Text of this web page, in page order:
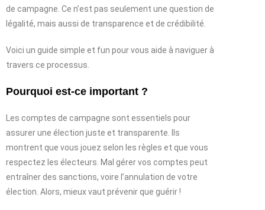
de campagne. Ce n’est pas seulement une question de
légalité, mais aussi de transparence et de crédibilité.
Voici un guide simple et fun pour vous aide à naviguer à
travers ce processus.
Pourquoi est-ce important ?
Les comptes de campagne sont essentiels pour
assurer une élection juste et transparente. Ils
montrent que vous jouez selon les règles et que vous
respectez les électeurs. Mal gérer vos comptes peut
entraîner des sanctions, voire l’annulation de votre
élection. Alors, mieux vaut prévenir que guérir !